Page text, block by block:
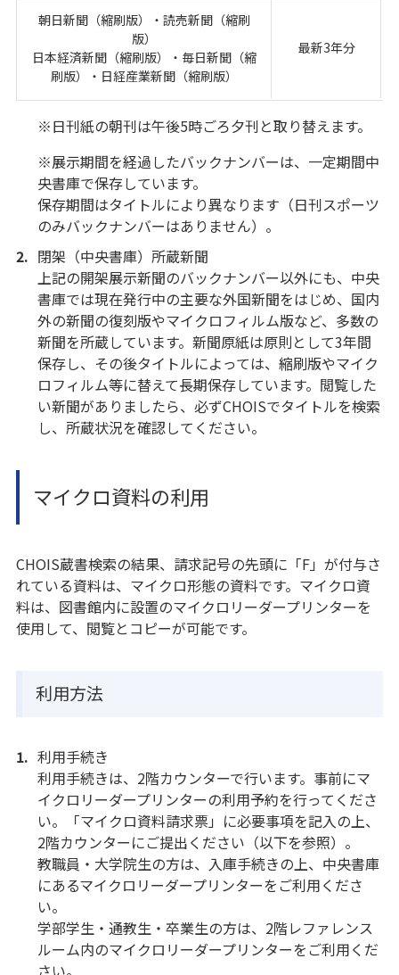
朝日新聞（縮刷版）・読売新聞（縮刷
版）
日本経済新聞（縮刷版）・毎日新聞（縮
刷版）・日経産業新聞（縮刷版）
最新3年分
※日刊紙の朝刊は午後5時ごろ夕刊と取り替えます。
※展示期間を経過したバックナンバーは、一定期間中
央書庫で保存しています。
保存期間はタイトルにより異なります（日刊スポーツ
のみバックナンバーはありません）。
閉架（中央書庫）所蔵新聞
上記の開架展示新聞のバックナンバー以外にも、中央
書庫では現在発行中の主要な外国新聞をはじめ、国内
外の新聞の復刻版やマイクロフィルム版など、多数の
新聞を所蔵しています。新聞原紙は原則として3年間
保存し、その後タイトルによっては、縮刷版やマイク
ロフィルム等に替えて長期保存しています。閲覧した
い新聞がありましたら、必ずCHOISでタイトルを検索
し、所蔵状況を確認してください。
マイクロ資料の利用
CHOIS蔵書検索の結果、請求記号の先頭に「F」が付与さ
れている資料は、マイクロ形態の資料です。マイクロ資
料は、図書館内に設置のマイクロリーダープリンターを
使用して、閲覧とコピーが可能です。
利用方法
利用手続き
利用手続きは、2階カウンターで行います。事前にマ
イクロリーダープリンターの利用予約を行ってくださ
い。「マイクロ資料請求票」に必要事項を記入の上、
2階カウンターにご提出ください（以下を参照）。
教職員・大学院生の方は、入庫手続きの上、中央書庫
にあるマイクロリーダープリンターをご利用くださ
い。
学部学生・通教生・卒業生の方は、2階レファレンス
ルーム内のマイクロリーダープリンターをご利用くだ